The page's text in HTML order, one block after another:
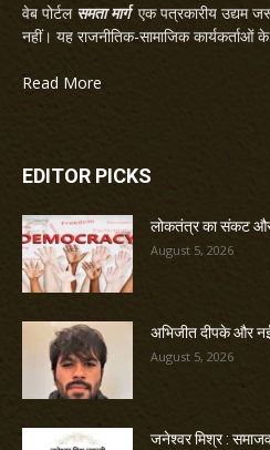
वेब पोर्टल समता मार्गएक पत्रकारीय उद्यम
नहीं। यह राजनीतिक-सामाजिक
Read More
EDITOR PICKS
लोकतंत्र का संकट
August 5, 2026
अभिजीत दीपके और नई
August 5, 2026
जनेश्वर मिश्र :